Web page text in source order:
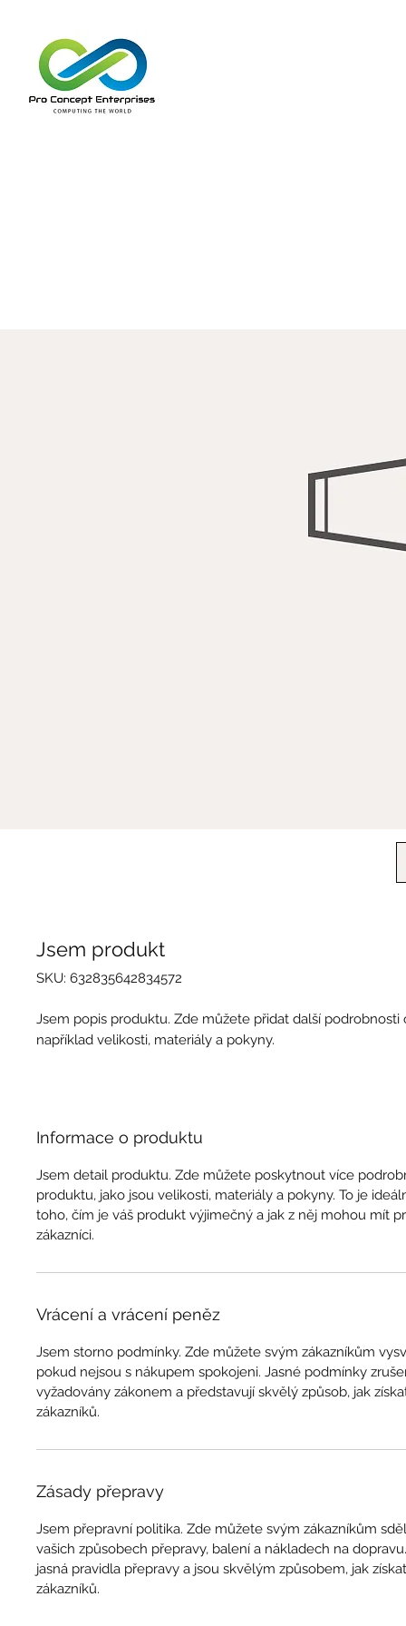
Jsem produkt
SKU: 632835642834572
Jsem popis produktu. Zde můžete přidat další podrobnosti
například velikosti, materiály a pokyny.
Informace o produktu
Jsem detail produktu. Zde můžete poskytnout více
produktu, jako jsou velikosti, materiály a pokyny. To je
toho, čím je váš produkt výjimečný a jak z něj mohou mít
zákazníci.
Vrácení a vrácení peněz
Jsem storno podmínky. Zde můžete svým zákazníkům
pokud nejsou s nákupem spokojeni. Jasné podmínky
vyžadovány zákonem a představují skvělý způsob, jak
zákazníků.
Zásady přepravy
Jsem přepravní politika. Zde můžete svým zákazníkům
vašich způsobech přepravy, balení a nákladech na
jasná pravidla přepravy a jsou skvělým způsobem, jak
zákazníků.